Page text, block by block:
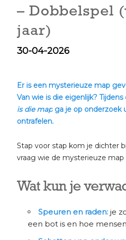
– Dobbelspel
jaar)
30-04-2026
Er is een mysterieuze map
Van wie is die eigenlijk?
is die mapga je op onderzoek
ontrafelen.
Stap voor stap kom je dichter
vraag wie de mysterieuze
Wat kun je
Speuren en raden:je
een bot is en hoe